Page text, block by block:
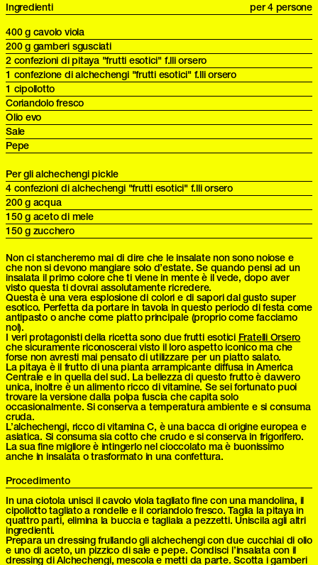
Ingredienti
per 4 persone
400 g cavolo viola
200 g gamberi sgusciati
2 confezioni di pitaya "frutti esotici" f.lli orsero
1 confezione di alchechengi "frutti esotici" f.lli orsero
1 cipollotto
Coriandolo fresco
Olio evo
Sale
Pepe
Per gli alchechengi pickle
4 confezioni di alchechengi "frutti esotici" f.lli orsero
200 g acqua
150 g aceto di mele
150 g zucchero
Non ci stancheremo mai di dire che le insalate non sono noiose e
che non si devono mangiare solo d’estate. Se quando pensi ad un
insalata il primo colore che ti viene in mente è il vede, dopo aver
visto questa ti dovrai assolutamente ricredere.
Questa è una vera esplosione di colori e di sapori dal gusto super
esotico. Perfetta da portare in tavola in questo periodo di festa come
antipasto o anche come piatto principale (proprio come facciamo
noi).
I veri protagonisti della ricetta sono due frutti esotici Fratelli Orsero
che sicuramente riconoscerai visto il loro aspetto iconico ma che
forse non avresti mai pensato di utilizzare per un piatto salato.
La pitaya è il frutto di una pianta arrampicante diffusa in America
Centrale e in quella del sud. La bellezza di questo frutto è davvero
unica, inoltre è un alimento ricco di vitamine. Se sei fortunato puoi
trovare la versione dalla polpa fuscia che capita solo
occasionalmente. Si conserva a temperatura ambiente e si consuma
cruda.
L’alchechengi, ricco di vitamina C, è una bacca di origine europea e
asiatica. Si consuma sia cotto che crudo e si conserva in frigorifero.
La sua fine migliore è intingerlo nel cioccolato ma è buonissimo
anche in insalata o trasformato in una confettura.
Procedimento
In una ciotola unisci il cavolo viola tagliato fine con una mandolina, il
cipollotto tagliato a rondelle e il coriandolo fresco. Taglia la pitaya in
quattro parti, elimina la buccia e tagliala a pezzetti. Uniscila agli altri
ingredienti.
Prepara un dressing frullando gli alchechengi con due cucchiai di olio
e uno di aceto, un pizzico di sale e pepe. Condisci l’insalata con il
dressing di Alchechengi, mescola e metti da parte. Scotta i gamberi